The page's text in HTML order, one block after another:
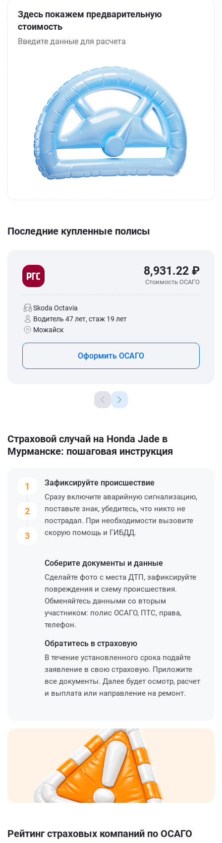
Здесь покажем предварительную
стоимость
Введите данные для расчета
Последние купленные полисы
8,931.22 ₽
Стоимость ОСАГО
Skoda Octavia
Водитель 47 лет, стаж 19 лет
Можайск
Оформить ОСАГО
Страховой случай на Honda Jade в
Мурманске: пошаговая инструкция
1
2
3
Зафиксируйте происшествие
Сразу включите аварийную сигнализацию,
поставьте знак, убедитесь, что никто не
пострадал. При необходимости вызовите
скорую помощь и ГИБДД.
Соберите документы и данные
Сделайте фото с места ДТП, зафиксируйте
повреждения и схему происшествия.
Обменяйтесь данными со вторым
участником: полис ОСАГО, ПТС, права,
телефон.
Обратитесь в страховую
В течение установленного срока подайте
заявление в свою страховую. Приложите
все документы. Далее будет осмотр, расчет
и выплата или направление на ремонт.
Рейтинг страховых компаний по ОСАГО